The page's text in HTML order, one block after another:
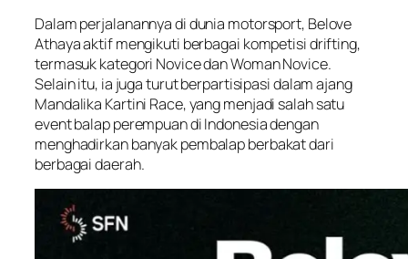
Dalam perjalanannya di dunia motorsport, Belove
Athaya aktif mengikuti berbagai kompetisi drifting,
termasuk kategori Novice dan Woman Novice.
Selain itu, ia juga turut berpartisipasi dalam ajang
Mandalika Kartini Race, yang menjadi salah satu
event balap perempuan di Indonesia dengan
menghadirkan banyak pembalap berbakat dari
berbagai daerah.